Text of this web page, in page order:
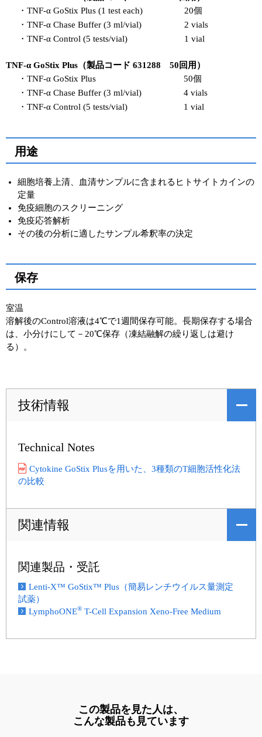
・TNF-α GoStix Plus (1 test each)
20個
・TNF-α Chase Buffer (3 ml/vial)
2 vials
・TNF-α Control (5 tests/vial)
1 vial
TNF-α GoStix Plus（製品コード 631288 50回用）
・TNF-α GoStix Plus
50個
・TNF-α Chase Buffer (3 ml/vial)
4 vials
・TNF-α Control (5 tests/vial)
1 vial
用途
細胞培養上清、血清サンプルに含まれるヒトサイトカインの
定量
免疫細胞のスクリーニング
免疫応答解析
その後の分析に適したサンプル希釈率の決定
保存
室温
溶解後のControl溶液は4℃で1週間保存可能。長期保存する場合
は、小分けにして－20℃保存（凍結融解の繰り返しは避け
る）。
技術情報
Technical Notes
Cytokine GoStix Plusを用いた、3種類のT細胞活性化法
の比較
関連情報
関連製品・受託
Lenti-X™ GoStix™ Plus（簡易レンチウイルス量測定
試薬）
LymphoONE® T-Cell Expansion Xeno-Free Medium
この製品を見た人は、
こんな製品も見ています